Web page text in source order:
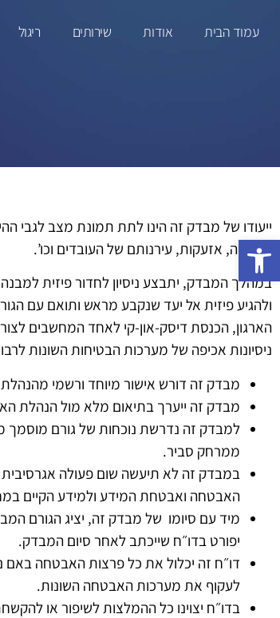
עמוד הבית אודות שירותים ריגול
ייעודו של מבדק זה הינו לתת תמונת מצב לגבי
אבטחה, אזעקות, עירנותם של העובדים וכו’.
במהלך המבדק, יתבצע ניסיון לחדור פיזית
ולהגיע פיזית אל יעד שנקבע מראש ותואם עם
הארגון, הכנסת דיסק-און-קי לאחד המחשבים
ניסיונות אכיפה של מערכות הבטיחות השונות
מבדק זה דורש אישור מיוחד ורשמי מהנהלת
מבדק זה ייערך בתיאום מלא מול הנהלת
למבדק זה נדרשת נוכחות של גורם מוסמך
ממרחק סביר.
במבדק זה לא תיעשה שום פעולה אגרסיבית
האבטחה ואבטחת המידע ולמידע הקיים
מיד עם סיומו של מבדק זה, יציג הגורם
יפורט בדו״ח שייכתב לאחר סיום המבדק.
דו״ח זה יכלול את כל פרצות האבטחה באם
לעקוף את מערכות האבטחה השונות.
בדו״ח יצוינו כל ההמלצות לשיפור או
פתח סרגל נגישות